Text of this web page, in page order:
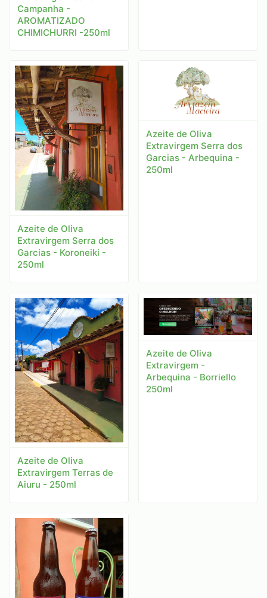
Campanha -
AROMATIZADO
CHIMICHURRI -250ml
Azeite de Oliva
Extravirgem Serra dos
Garcias - Koroneiki -
250ml
Azeite de Oliva
Extravirgem Serra dos
Garcias - Arbequina -
250ml
Azeite de Oliva
Extravirgem Terras de
Aiuru - 250ml
Azeite de Oliva
Extravirgem -
Arbequina - Borriello
250ml